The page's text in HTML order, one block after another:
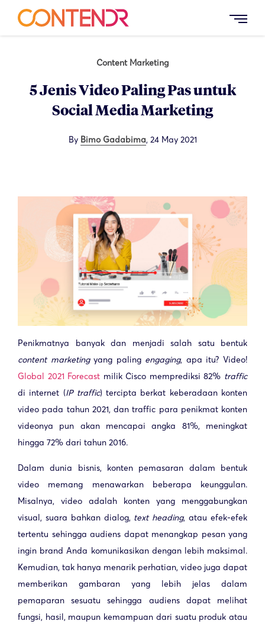
Content Marketing
5 Jenis Video Paling Pas untuk
Social Media Marketing
By Bimo Gadabima, 24 May 2021
Penikmatnya banyak dan menjadi salah satu bentuk
content marketingyang paling engaging, apa itu? Video!
Global 2021 Forecast milik Cisco memprediksi 82% traffic
di internet (IP traffic) tercipta berkat keberadaan konten
video pada tahun 2021, dan traffic para penikmat konten
videonya pun akan mencapai angka 81%, meningkat
hingga 72% dari tahun 2016.
Dalam dunia bisnis, konten pemasaran dalam bentuk
video memang menawarkan beberapa keunggulan.
Misalnya, video adalah konten yang menggabungkan
visual, suara bahkan dialog, text heading, atau efek-efek
tertentu sehingga audiens dapat menangkap pesan yang
ingin brand Anda komunikasikan dengan lebih maksimal.
Kemudian, tak hanya menarik perhatian, video juga dapat
memberikan gambaran yang lebih jelas dalam
pemaparan sesuatu sehingga audiens dapat melihat
fungsi, hasil, maupun kemampuan dari suatu produk atau